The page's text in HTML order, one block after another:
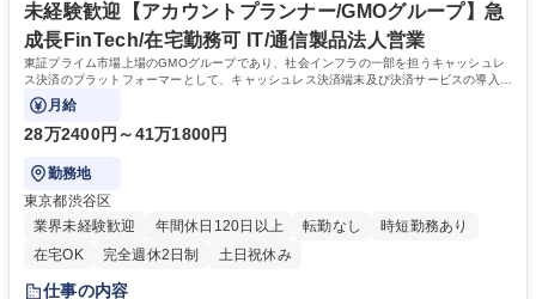
年度).日本政府はこ2025年までに40%程度を目指す政策を打ち出している
ことも追い風の一つ。 学歴・資格 学歴：大学院 大学 語学力： 資格：
未経験歓迎【アカウントプランナー/GMOグループ】急
成長FinTech/在宅勤務可 IT/通信製品法人営業
東証プライム市場上場のGMOグループであり、社会インフラの一部を担うキャッシュレ
ス決済のプラットフォーマーとして、キャッシュレス決済端末及び決済サービスの導入提
案・フォローをお任せします。
月給
28万2400円～41万1800円
勤務地
東京都渋谷区
業界未経験歓迎
年間休日120日以上 転勤なし
時短勤務あり
在宅OK
完全週休2日制 土日祝休み
仕事の内容